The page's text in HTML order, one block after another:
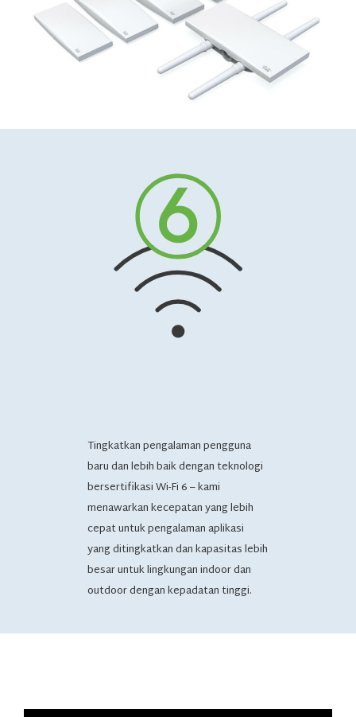
Tingkatkan pengalaman pengguna
baru dan lebih baik dengan teknologi
bersertifikasi Wi-Fi 6 – kami
menawarkan kecepatan yang lebih
cepat untuk pengalaman aplikasi
yang ditingkatkan dan kapasitas lebih
besar untuk lingkungan indoor dan
outdoor dengan kepadatan tinggi.